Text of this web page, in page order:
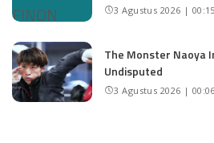
3 Agustus 2026 | 00:15
The Monster Naoya
Undisputed
3 Agustus 2026 | 00:06